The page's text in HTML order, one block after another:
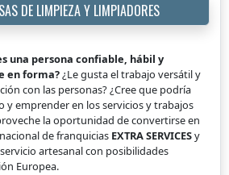
DE LIMPIEZA Y LIMPIADORES
una persona confiable, hábil y
en forma?¿Le gusta el trabajo versátil y
con las personas? ¿Cree que podría
y emprender en los servicios y trabajos
la oportunidad de convertirse en
de franquicias EXTRA SERVICESy
artesanal con posibilidades
Europea.